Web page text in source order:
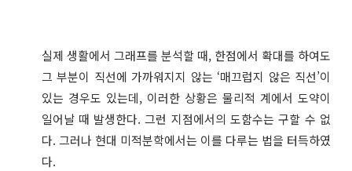
실제 생활에서 그래프를 분석할 때, 한점에서 확대를 하여도
그 부분이 직선에 가까워지지 않는 ‘매끄럽지 않은 직선’이
있는 경우도 있는데, 이러한 상황은 물리적 계에서 도약이
일어날 때 발생한다. 그런 지점에서의 도함수는 구할 수 없
다. 그러나 현대 미적분학에서는 이를 다루는 법을 터득하였
다.